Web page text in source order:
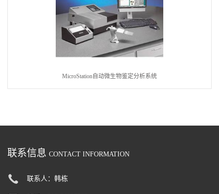
MicroStation自动微生物鉴定分析系统
联系信息 CONTACT INFORMATION
联系人：韩栋